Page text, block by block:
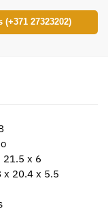
27323202)
21.5 x 6
x 20.4 x 5.5